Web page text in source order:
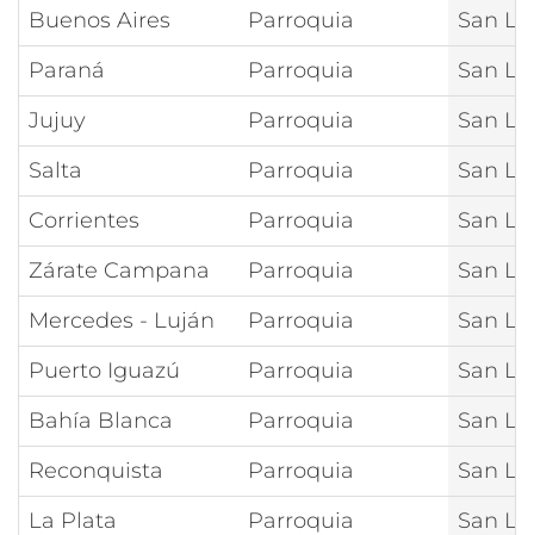
Buenos Aires Parroquia
San
Paraná
Parroquia
San
Jujuy
Parroquia
San
Salta
Parroquia
San
Corrientes
Parroquia
San
Zárate Campana
Parroquia
San
Mercedes - Luján
Parroquia
San
Puerto Iguazú
Parroquia
San
Bahía Blanca
Parroquia
San
Reconquista
Parroquia
San
La Plata
Parroquia
San